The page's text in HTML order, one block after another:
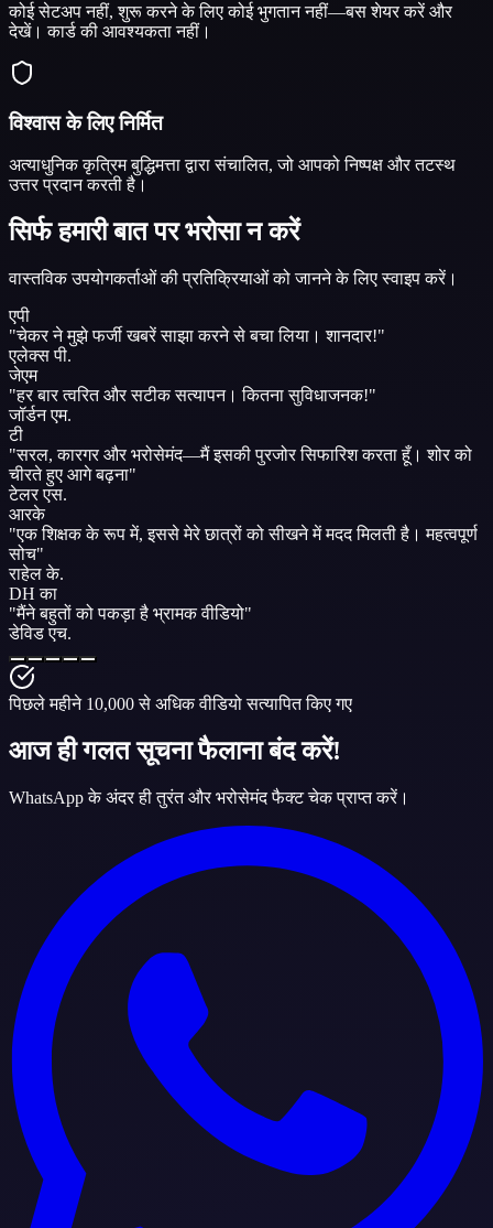
कोई सेटअप नहीं, शुरू करने के लिए कोई भुगतान नहीं—बस शेयर करें और
देखें। कार्ड की आवश्यकता नहीं।
विश्वास के लिए निर्मित
अत्याधुनिक कृत्रिम बुद्धिमत्ता द्वारा संचालित, जो आपको निष्पक्ष और तटस्थ
उत्तर प्रदान करती है।
सिर्फ हमारी बात पर भरोसा न करें
वास्तविक उपयोगकर्ताओं की प्रतिक्रियाओं को जानने के लिए स्वाइप करें।
एपी
"चेकर ने मुझे फर्जी खबरें साझा करने से बचा लिया। शानदार!"
एलेक्स पी.
जेएम
"हर बार त्वरित और सटीक सत्यापन। कितना सुविधाजनक!"
जॉर्डन एम.
टी
"सरल, कारगर और भरोसेमंद—मैं इसकी पुरजोर सिफारिश करता हूँ। शोर को
चीरते हुए आगे बढ़ना"
टेलर एस.
आरके
"एक शिक्षक के रूप में, इससे मेरे छात्रों को सीखने में मदद मिलती है। महत्वपूर्ण
सोच"
राहेल के.
DH का
"मैंने बहुतों को पकड़ा है भ्रामक वीडियो"
डेविड एच.
पिछले महीने 10,000 से अधिक वीडियो सत्यापित किए गए
आज ही गलत सूचना फैलाना बंद करें!
WhatsApp के अंदर ही तुरंत और भरोसेमंद फैक्ट चेक प्राप्त करें।